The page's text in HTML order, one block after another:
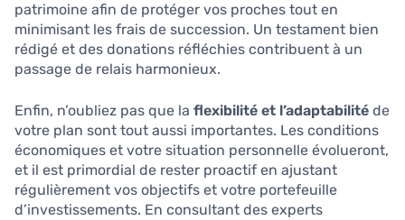
patrimoine afin de protéger vos proches tout en
minimisant les frais de succession. Un testament bien
rédigé et des donations réfléchies contribuent à un
passage de relais harmonieux.
Enfin, n’oubliez pas que la flexibilité et l’adaptabilité de
votre plan sont tout aussi importantes. Les conditions
économiques et votre situation personnelle évolueront,
et il est primordial de rester proactif en ajustant
régulièrement vos objectifs et votre portefeuille
d’investissements. En consultant des experts